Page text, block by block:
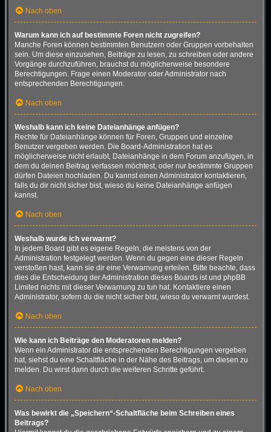
Nach oben
Warum kann ich auf bestimmte Foren nicht zugreifen?
Manche Foren können bestimmten Benutzern oder Gruppen vorbehalten
sein. Um diese einzusehen, Beiträge zu lesen, zu schreiben oder andere
Vorgänge durchzuführen, brauchst du möglicherweise besondere
Berechtigungen. Frage einen Moderator oder Administrator nach
entsprechenden Berechtigungen.
Nach oben
Weshalb kann ich keine Dateianhänge anfügen?
Rechte für Dateianhänge können für Foren, Gruppen und einzelne
Benutzer vergeben werden. Die Board-Administration hat es
möglicherweise nicht erlaubt, Dateianhänge in dem Forum anzufügen, in
dem du deinen Beitrag verfassen möchtest, oder nur bestimmte Gruppen
dürfen Dateien hochladen. Du kannst einen Administrator kontaktieren,
falls du dir nicht sicher bist, wieso du keine Dateianhänge anfügen
kannst.
Nach oben
Weshalb wurde ich verwarnt?
In jedem Board gibt es eigene Regeln, die meistens von der
Administration festgelegt werden. Wenn du gegen eine dieser Regeln
verstoßen hast, kann sie dir eine Verwarnung erteilen. Bitte beachte, dass
dies die Entscheidung der Administration dieses Boards ist und phpBB
Limited nichts mit dieser Verwarnung zu tun hat. Kontaktiere einen
Administrator, sofern du die nicht sicher bist, wieso du verwarnt wurdest.
Nach oben
Wie kann ich Beiträge den Moderatoren melden?
Wenn ein Administrator die entsprechenden Berechtigungen vergeben
hat, siehst du eine Schaltfläche in der Nähe des Beitrags, um diesen zu
melden. Du wirst dann durch die weiteren Schritte geführt.
Nach oben
Was bewirkt die „Speichern“-Schaltfläche beim Schreiben eines
Beitrags?